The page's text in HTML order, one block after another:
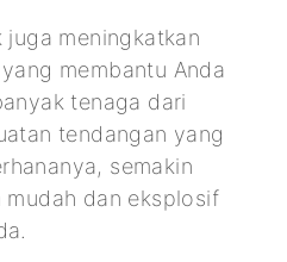
juga meningkatkan
membantu Anda
tenaga dari
tendangan yang
semakin
mudah dan eksplosif